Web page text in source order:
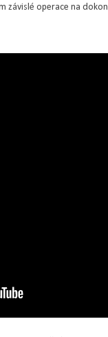
závislé operace na